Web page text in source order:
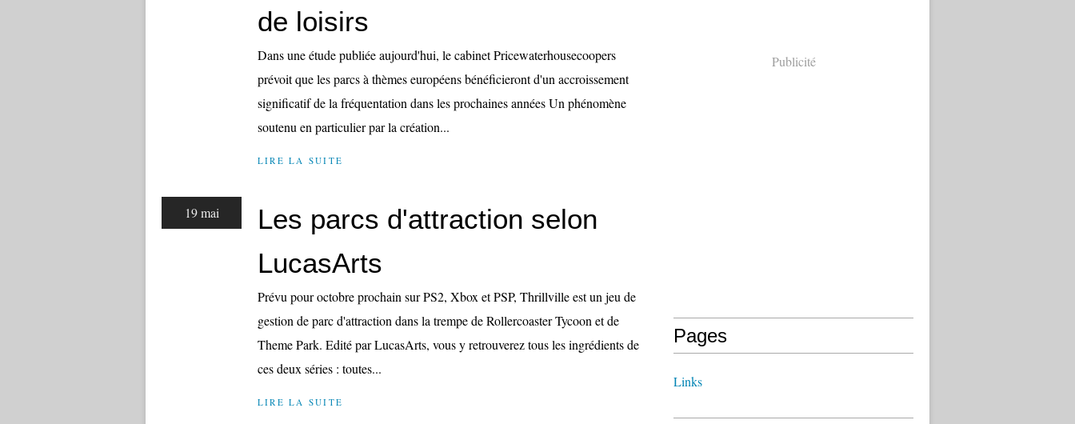
de loisirs
Dans une étude publiée aujourd'hui, le cabinet Pricewaterhousecoopers
prévoit que les parcs à thèmes européens bénéficieront d'un accroissement
significatif de la fréquentation dans les prochaines années Un phénomène
soutenu en particulier par la création...
LIRE LA SUITE
19 mai
Les parcs d'attraction selon
LucasArts
Prévu pour octobre prochain sur PS2, Xbox et PSP, Thrillville est un jeu de
gestion de parc d'attraction dans la trempe de Rollercoaster Tycoon et de
Theme Park. Edité par LucasArts, vous y retrouverez tous les ingrédients de
ces deux séries : toutes...
LIRE LA SUITE
Publicité
Pages
Links